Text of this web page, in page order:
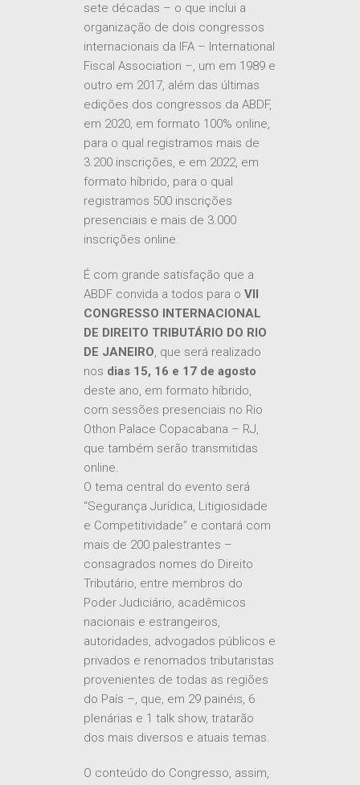
sete décadas – o que inclui a
organização de dois congressos
internacionais da IFA – International
Fiscal Association –, um em 1989 e
outro em 2017, além das últimas
edições dos congressos da ABDF,
em 2020, em formato 100% online,
para o qual registramos mais de
3.200 inscrições, e em 2022, em
formato híbrido, para o qual
registramos 500 inscrições
presenciais e mais de 3.000
inscrições online.
É com grande satisfação que a
ABDF convida a todos para o VII
CONGRESSO INTERNACIONAL
DE DIREITO TRIBUTÁRIO DO RIO
DE JANEIRO, que será realizado
nos dias 15, 16 e 17 de agosto
deste ano, em formato híbrido,
com sessões presenciais no Rio
Othon Palace Copacabana – RJ,
que também serão transmitidas
online.
O tema central do evento será
“Segurança Jurídica, Litigiosidade
e Competitividade” e contará com
mais de 200 palestrantes –
consagrados nomes do Direito
Tributário, entre membros do
Poder Judiciário, acadêmicos
nacionais e estrangeiros,
autoridades, advogados públicos e
privados e renomados tributaristas
provenientes de todas as regiões
do País –, que, em 29 painéis, 6
plenárias e 1 talk show, tratarão
dos mais diversos e atuais temas.
O conteúdo do Congresso, assim,